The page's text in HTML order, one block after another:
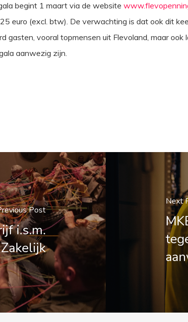
begint 1 maart via de website
euro (excl. btw). De verwachting is dat ook dit
gasten, vooral topmensen uit Flevoland, maar
aanwezig zijn.
Post
i.s.m.
Next